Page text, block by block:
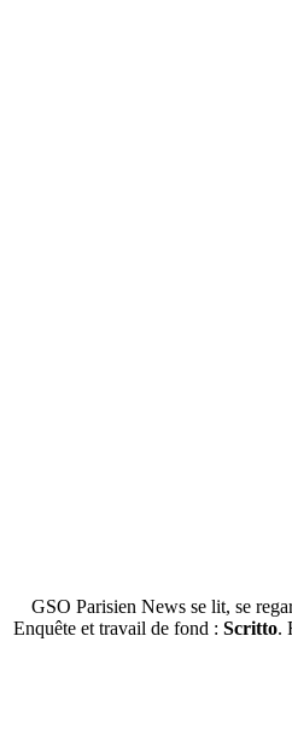
GSO Parisien News se lit, se
Enquête et travail de fond : Scritto.